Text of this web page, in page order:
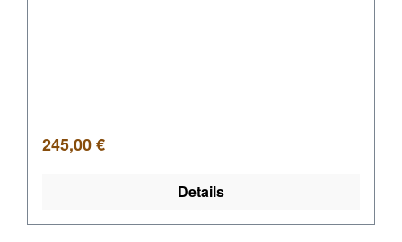
Regulärer Preis:
245,00 €
Details